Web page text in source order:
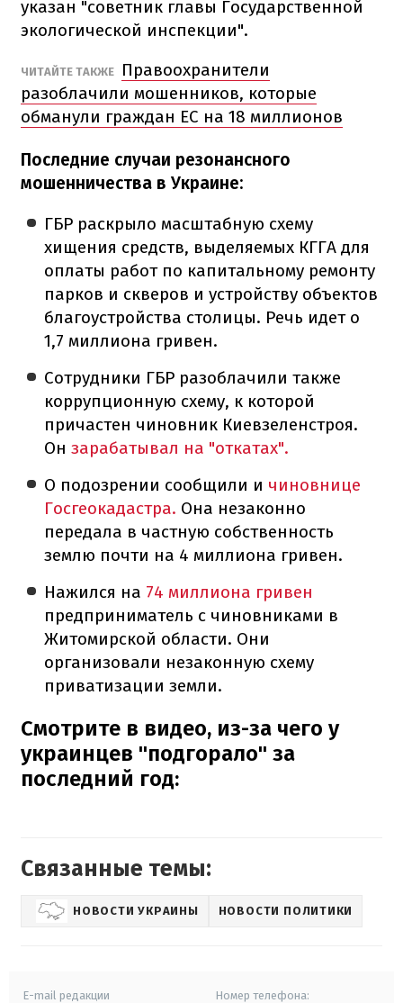
указан "советник главы Государственной
экологической инспекции".
ЧИТАЙТЕ ТАКЖЕ
Правоохранители
разоблачили мошенников, которые
обманули граждан ЕС на 18 миллионов
Последние случаи резонансного
мошенничества в Украине:
ГБР раскрыло масштабную схему
хищения средств, выделяемых КГГА для
оплаты работ по капитальному ремонту
парков и скверов и устройству объектов
благоустройства столицы. Речь идет о
1,7 миллиона гривен.
Сотрудники ГБР разоблачили также
коррупционную схему, к которой
причастен чиновник Киевзеленстроя.
Онзарабатывал на "откатах".
О подозрении сообщили и чиновнице
Госгеокадастра. Она незаконно
передала в частную собственность
землю почти на 4 миллиона гривен.
Нажился на 74 миллиона гривен
предприниматель с чиновниками в
Житомирской области. Они
организовали незаконную схему
приватизации земли.
Смотрите в видео, из-за чего у
украинцев "подгорало" за
последний год:
Связанные темы:
НОВОСТИ УКРАИНЫ НОВОСТИ ПОЛИТИКИ
E-mail редакции Номер телефона: